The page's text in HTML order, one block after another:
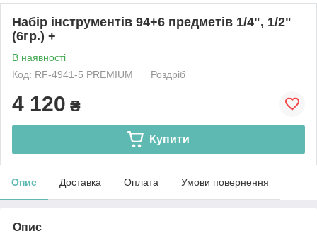
Набір інструментів 94+6 предметів 1/4", 1/2"
(6гр.) +
В наявності
Код: RF-4941-5 PREMIUM
Роздріб
4 120 ₴
Купити
Опис Доставка Оплата Умови повернення
Опис